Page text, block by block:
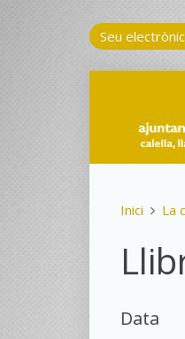
Seu
Inici La
Data